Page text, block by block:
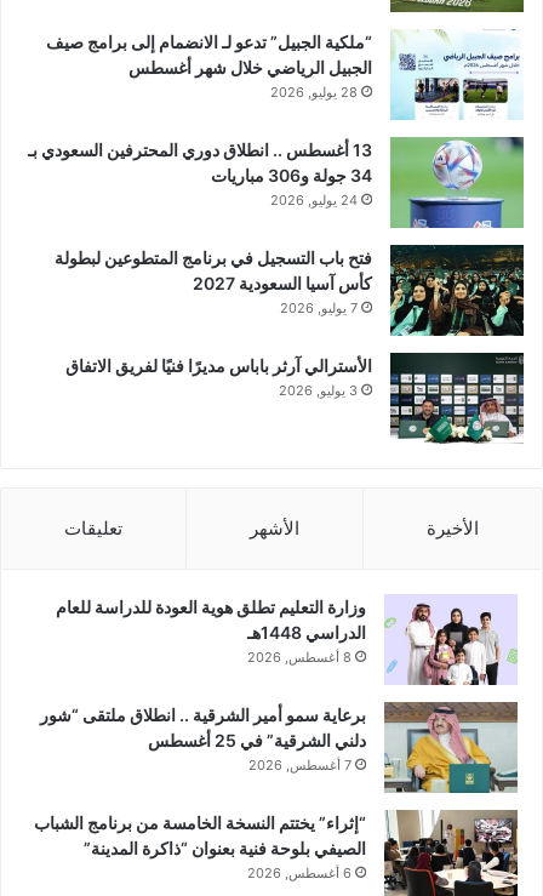
“ملكية الجبيل” تدعو لـ الانضمام إلى برامج صيف
الجبيل الرياضي خلال شهر أغسطس
28 يوليو, 2026
13 أغسطس .. انطلاق دوري المحترفين السعودي بـ
34 جولة و306 مباريات
24 يوليو, 2026
فتح باب التسجيل في برنامج المتطوعين لبطولة
كأس آسيا السعودية 2027
7 يوليو, 2026
الأسترالي آرثر باباس مديرًا فنيًا لفريق الاتفاق
3 يوليو, 2026
الأخيرة الأشهر تعليقات
وزارة التعليم تطلق هوية العودة للدراسة للعام
الدراسي 1448هـ
8 أغسطس, 2026
برعاية سمو أمير الشرقية .. انطلاق ملتقى “شور
دلني الشرقية” في 25 أغسطس
7 أغسطس, 2026
“إثراء” يختتم النسخة الخامسة من برنامج الشباب
الصيفي بلوحة فنية بعنوان “ذاكرة المدينة”
6 أغسطس, 2026